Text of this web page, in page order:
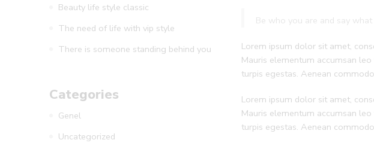
Be who you are and say
Lorem ipsum dolor sit amet,
Mauris elementum accumsan
turpis egestas. Aenean
Lorem ipsum dolor sit amet,
Mauris elementum accumsan
turpis egestas. Aenean
Beauty life style classic
The need of life with vip style
There is someone standing behind you
Categories
Genel
Uncategorized